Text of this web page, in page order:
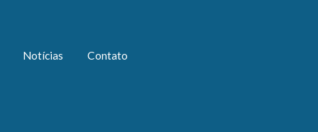
Notícias Contato